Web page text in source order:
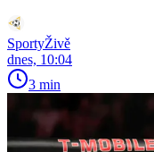
SportyŽivě
dnes, 10:04
3 min